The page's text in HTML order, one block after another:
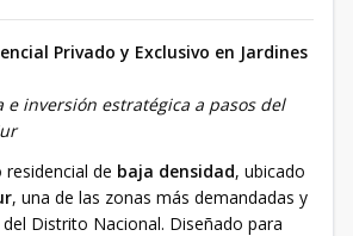
Privado y Exclusivo en Jardines
e inversión estratégica a pasos del
de baja densidad, ubicado
, una de las zonas más demandadas y
Distrito Nacional. Diseñado para